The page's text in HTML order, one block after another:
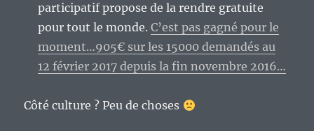
participatif propose de la rendre gratuite
pour tout le monde.C’est pas gagné pour le
moment…905€ sur les 15000 demandés au
12 février 2017 depuis la fin novembre 2016…
Côté culture ? Peu de choses